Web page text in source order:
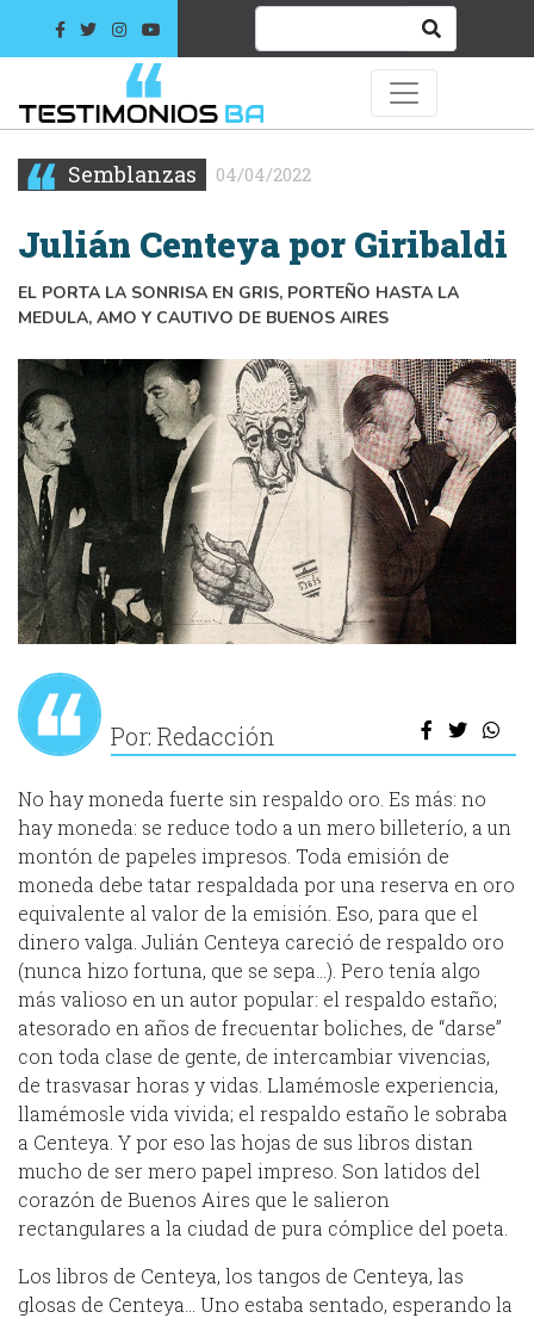
Semblanzas 04/04/2022
Julián Centeya por Giribaldi
EL PORTA LA SONRISA EN GRIS, PORTEÑO HASTA LA
MEDULA, AMO Y CAUTIVO DE BUENOS AIRES
Por: Redacción
No hay moneda fuerte sin respaldo oro. Es más: no
hay moneda: se reduce todo a un mero billeterío, a un
montón de papeles impresos. Toda emisión de
moneda debe tatar respaldada por una reserva en oro
equivalente al valor de la emisión. Eso, para que el
dinero valga. Julián Centeya careció de respaldo oro
(nunca hizo fortuna, que se sepa…). Pero tenía algo
más valioso en un autor popular: el respaldo estaño;
atesorado en años de frecuentar boliches, de “darse”
con toda clase de gente, de intercambiar vivencias,
de trasvasar horas y vidas. Llamémosle experiencia,
llamémosle vida vivida; el respaldo estaño le sobraba
a Centeya. Y por eso las hojas de sus libros distan
mucho de ser mero papel impreso. Son latidos del
corazón de Buenos Aires que le salieron
rectangulares a la ciudad de pura cómplice del poeta.
Los libros de Centeya, los tangos de Centeya, las
glosas de Centeya… Uno estaba sentado, esperando la